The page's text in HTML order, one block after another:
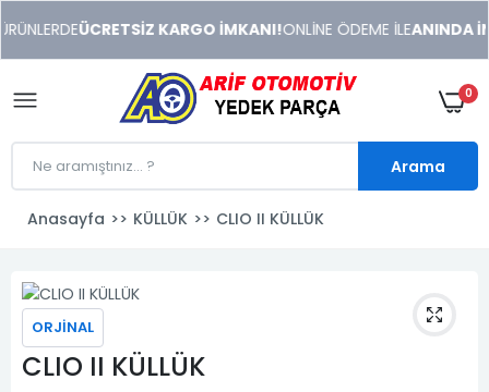
xonusu
veren
sitolar
ÜCRETSİZ KARGO İMKANI!ONLİNE ÖDEME İLEANINDA
0
Arama
Anasayfa KÜLLÜK CLIO II KÜLLÜK
ORJİNAL
CLIO II KÜLLÜK